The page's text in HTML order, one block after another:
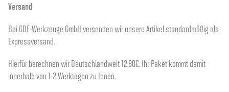
Versand
Bei GDE-Werkzeuge GmbH versenden wir unsere Artikel standardmäßig als
Expressversand.
Hierfür berechnen wir Deutschlandweit 12,80€. Ihr Paket kommt damit
innerhalb von 1-2 Werktagen zu Ihnen.